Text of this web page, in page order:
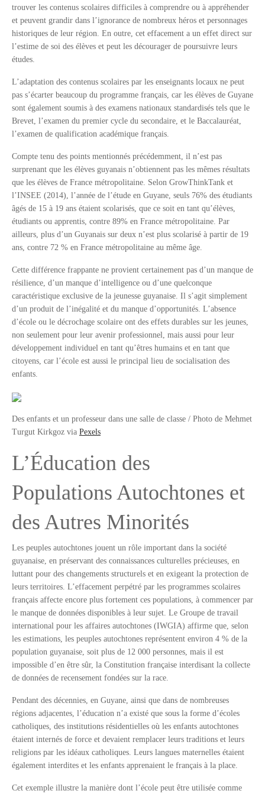
trouver les contenus scolaires difficiles à comprendre ou à appréhender
et peuvent grandir dans l’ignorance de nombreux héros et personnages
historiques de leur région. En outre, cet effacement a un effet direct sur
l’estime de soi des élèves et peut les décourager de poursuivre leurs
études.
L’adaptation des contenus scolaires par les enseignants locaux ne peut
pas s’écarter beaucoup du programme français, car les élèves de Guyane
sont également soumis à des examens nationaux standardisés tels que le
Brevet, l’examen du premier cycle du secondaire, et le Baccalauréat,
l’examen de qualification académique français.
Compte tenu des points mentionnés précédemment, il n’est pas
surprenant que les élèves guyanais n’obtiennent pas les mêmes résultats
que les élèves de France métropolitaine. Selon GrowThinkTank et
l’INSEE (2014), l’année de l’étude en Guyane, seuls 76% des étudiants
âgés de 15 à 19 ans étaient scolarisés, que ce soit en tant qu’élèves,
étudiants ou apprentis, contre 89% en France métropolitaine. Par
ailleurs, plus d’un Guyanais sur deux n’est plus scolarisé à partir de 19
ans, contre 72 % en France métropolitaine au même âge.
Cette différence frappante ne provient certainement pas d’un manque de
résilience, d’un manque d’intelligence ou d’une quelconque
caractéristique exclusive de la jeunesse guyanaise. Il s’agit simplement
d’un produit de l’inégalité et du manque d’opportunités. L’absence
d’école ou le décrochage scolaire ont des effets durables sur les jeunes,
non seulement pour leur avenir professionnel, mais aussi pour leur
développement individuel en tant qu’êtres humains et en tant que
citoyens, car l’école est aussi le principal lieu de socialisation des
enfants.
Des enfants et un professeur dans une salle de classe / Photo de Mehmet
Turgut Kirkgoz via Pexels
L’Éducation des
Populations Autochtones et
des Autres Minorités
Les peuples autochtones jouent un rôle important dans la société
guyanaise, en préservant des connaissances culturelles précieuses, en
luttant pour des changements structurels et en exigeant la protection de
leurs territoires. L’effacement perpétré par les programmes scolaires
français affecte encore plus fortement ces populations, à commencer par
le manque de données disponibles à leur sujet. Le Groupe de travail
international pour les affaires autochtones (IWGIA) affirme que, selon
les estimations, les peuples autochtones représentent environ 4 % de la
population guyanaise, soit plus de 12 000 personnes, mais il est
impossible d’en être sûr, la Constitution française interdisant la collecte
de données de recensement fondées sur la race.
Pendant des décennies, en Guyane, ainsi que dans de nombreuses
régions adjacentes, l’éducation n’a existé que sous la forme d’écoles
catholiques, des institutions résidentielles où les enfants autochtones
étaient internés de force et devaient remplacer leurs traditions et leurs
religions par les idéaux catholiques. Leurs langues maternelles étaient
également interdites et les enfants apprenaient le français à la place.
Cet exemple illustre la manière dont l’école peut être utilisée comme